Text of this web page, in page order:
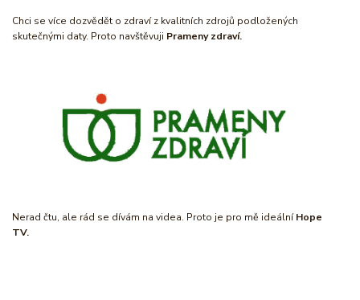
Chci se více dozvědět o zdraví z kvalitních zdrojů podložených
skutečnými daty. Proto navštěvuji Prameny zdraví.
Nerad čtu, ale rád se dívám na videa. Proto je pro mě ideálníHope
TV.